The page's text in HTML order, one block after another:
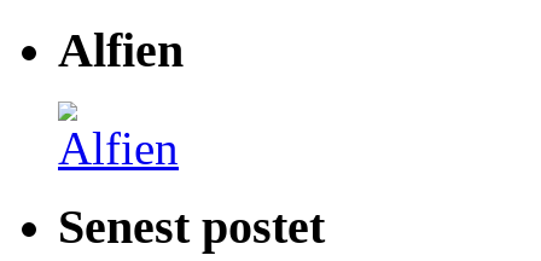
Alfien
Senest postet